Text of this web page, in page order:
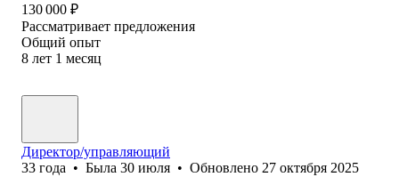
130 000 ₽
Рассматривает предложения
Общий опыт
8 лет 1 месяц
Директор/управляющий
33 года • Была 30 июля • Обновлено 27 октября 2025